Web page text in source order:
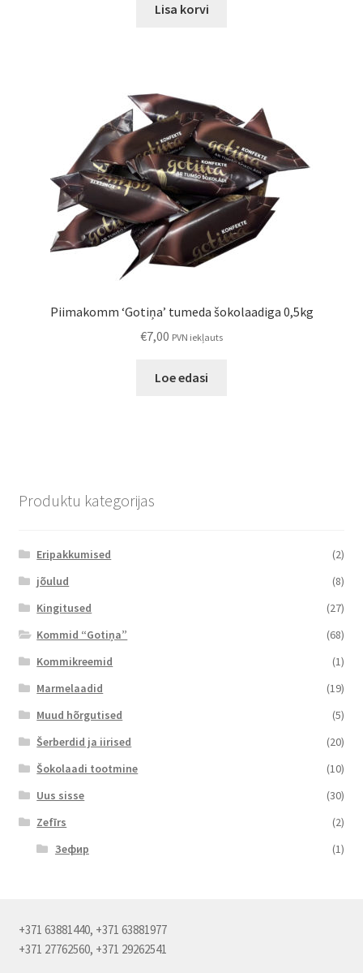
Lisa korvi
Piimakomm ‘Gotiņa’ tumeda šokolaadiga 0,5kg
€7,00 PVN iekļauts
Loe edasi
Produktu kategorijas
Eripakkumised
(2)
jõulud
(8)
Kingitused
(27)
Kommid “Gotiņa”
(68)
Kommikreemid
(1)
Marmelaadid
(19)
Muud hõrgutised
(5)
Šerberdid ja iirised
(20)
Šokolaadi tootmine
(10)
Uus sisse
(30)
Zefīrs
(2)
Зефир
(1)
+371 63881440, +371 63881977
+371 27762560, +371 29262541